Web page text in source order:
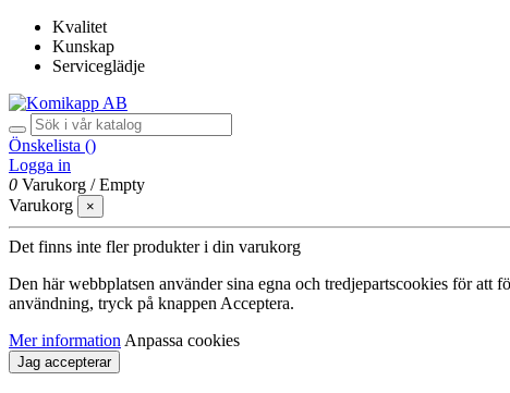
Kvalitet
Kunskap
Serviceglädje
Önskelista ()
Logga in
0 Varukorg /Empty
Varukorg
×
Det finns inte fler produkter i din varukorg
Den här webbplatsen använder sina egna och tredjepartscookies för att
användning, tryck på knappen Acceptera.
Mer information Anpassa cookies
Jag accepterar